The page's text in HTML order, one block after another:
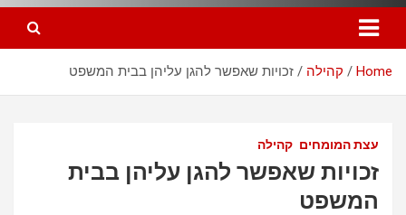
Home קהילה זכויות שאפשר להגן עליהן בבית המשפט
עצת המומחים קהילה
זכויות שאפשר להגן עליהן בבית
המשפט